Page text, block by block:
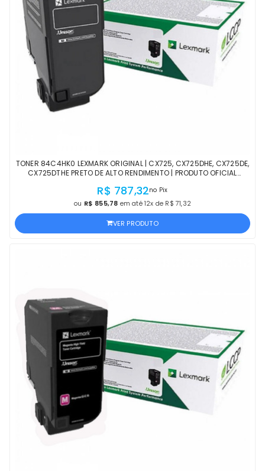
TONER 84C4HK0 LEXMARK ORIGINAL | CX725, CX725DHE, CX725DE,
CX725DTHE PRETO DE ALTO RENDIMENTO | PRODUTO OFICIAL
R$ 787,32no Pix
ou R$ 855,78 em até 12x de R$ 71,32
VER PRODUTO